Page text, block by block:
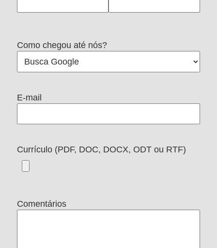
Como chegou até nós?
E-mail
Currículo (PDF, DOC, DOCX, ODT ou RTF)
Comentários